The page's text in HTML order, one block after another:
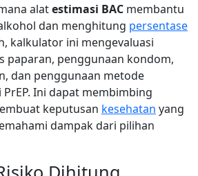
alatestimasi BAC membantu
dan menghitung persentase
kalkulator ini mengevaluasi
paparan, penggunaan kondom,
dan penggunaan metode
Ini dapat membimbing
keputusan kesehatan yang
dampak dari pilihan